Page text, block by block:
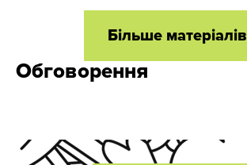
Більше матеріалів
Обговорення